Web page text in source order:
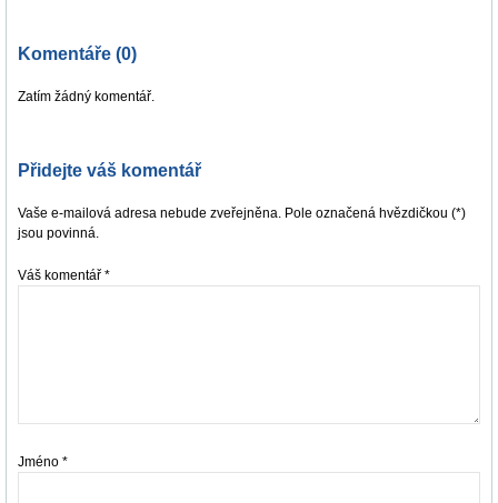
Komentáře (0)
Zatím žádný komentář.
Přidejte váš komentář
Vaše e-mailová adresa nebude zveřejněna. Pole označená hvězdičkou (*)
jsou povinná.
Váš komentář *
Jméno *